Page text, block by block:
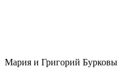
Мария и Григорий Бурковы